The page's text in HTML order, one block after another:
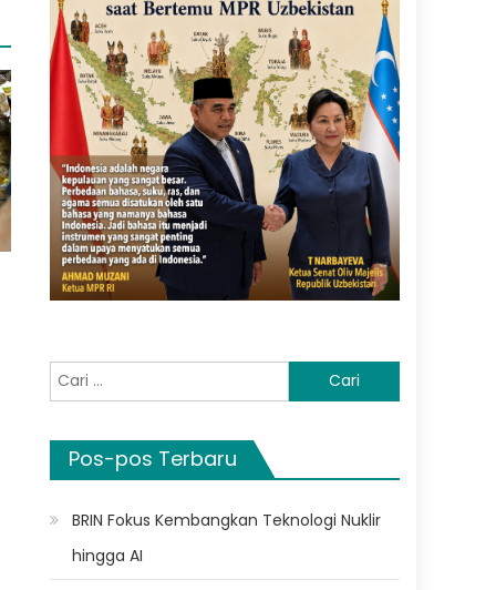
Cari
untuk:
Pos-pos Terbaru
BRIN Fokus Kembangkan Teknologi Nuklir
hingga AI